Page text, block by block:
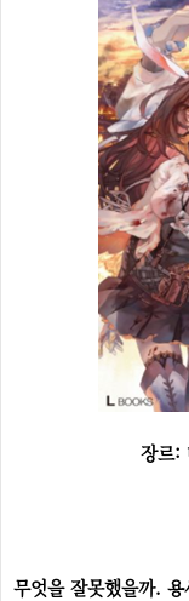
장르:
무엇을 잘못했을까.